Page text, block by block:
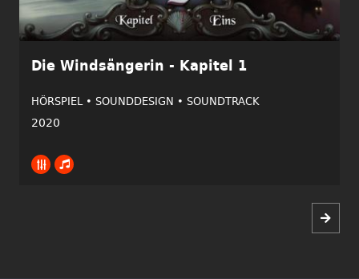
Die Windsängerin - Kapitel 1
HÖRSPIEL • SOUNDDESIGN • SOUNDTRACK
2020